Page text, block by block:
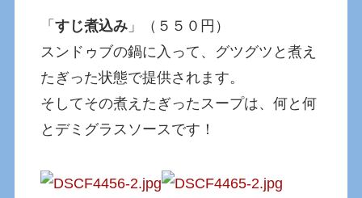
「すじ煮込み 」（５５０円）
スンドゥブの鍋に入って、グツグツと煮え
たぎった状態で提供されます。
そしてその煮えたぎったスープは、何と何
とデミグラスソースです！